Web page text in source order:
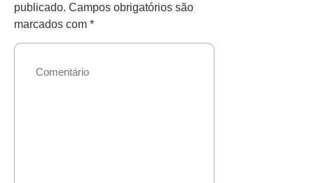
publicado. Campos obrigatórios são
marcados com *